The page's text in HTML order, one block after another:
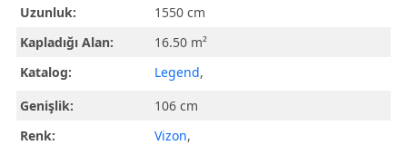
Uzunluk:
1550 cm
Kapladığı Alan:
16.50 m²
Katalog:
Legend,
Genişlik:
106 cm
Renk:
Vizon,